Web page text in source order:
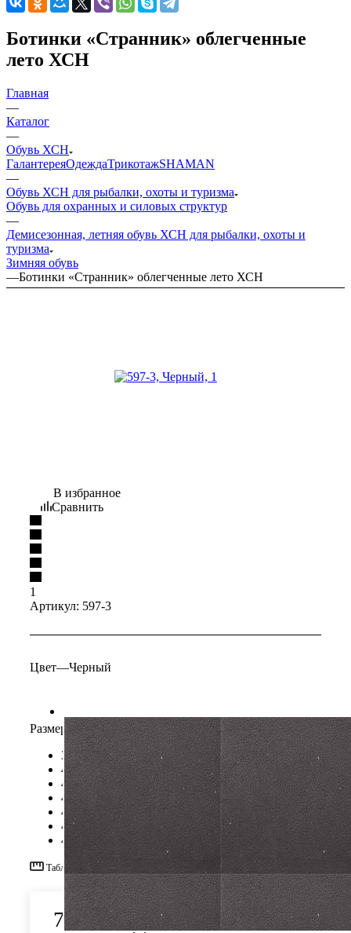
Ботинки «Странник» облегченные
лето ХСН
Главная
—
Каталог
—
Обувь ХСН
ГалантереяОдеждаТрикотажSHAMAN
—
Обувь ХСН для рыбалки, охоты и туризма
Обувь для охранных и силовых структур
—
Демисезонная, летняя обувь ХСН для рыбалки, охоты и
туризма
Зимняя обувь
—Ботинки «Странник» облегченные лето ХСН
В избранное
Сравнить
1
Артикул: 597-3
Цвет—Черный
Размеры обуви—45
39
40
41
42
43
44
45
Таблица размеров
7 536руб./шт